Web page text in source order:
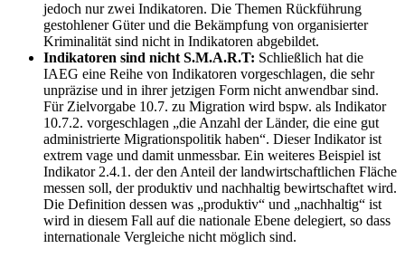
jedoch nur zwei Indikatoren. Die Themen Rückführung
gestohlener Güter und die Bekämpfung von organisierter
Kriminalität sind nicht in Indikatoren abgebildet.
Indikatoren sind nicht S.M.A.R.T: Schließlich hat die
IAEG eine Reihe von Indikatoren vorgeschlagen, die sehr
unpräzise und in ihrer jetzigen Form nicht anwendbar sind.
Für Zielvorgabe 10.7. zu Migration wird bspw. als Indikator
10.7.2. vorgeschlagen „die Anzahl der Länder, die eine gut
administrierte Migrationspolitik haben“. Dieser Indikator ist
extrem vage und damit unmessbar. Ein weiteres Beispiel ist
Indikator 2.4.1. der den Anteil der landwirtschaftlichen Fläche
messen soll, der produktiv und nachhaltig bewirtschaftet wird.
Die Definition dessen was „produktiv“ und „nachhaltig“ ist
wird in diesem Fall auf die nationale Ebene delegiert, so dass
internationale Vergleiche nicht möglich sind.